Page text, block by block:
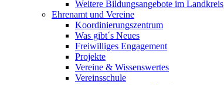
Weitere Bildungsangebote im Landkreis
Ehrenamt und Vereine
Koordinierungszentrum
Was gibt´s Neues
Freiwilliges Engagement
Projekte
Vereine & Wissenswertes
Vereinsschule